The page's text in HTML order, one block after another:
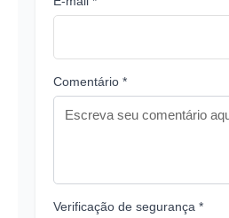
Comentário *
Verificação de segurança *